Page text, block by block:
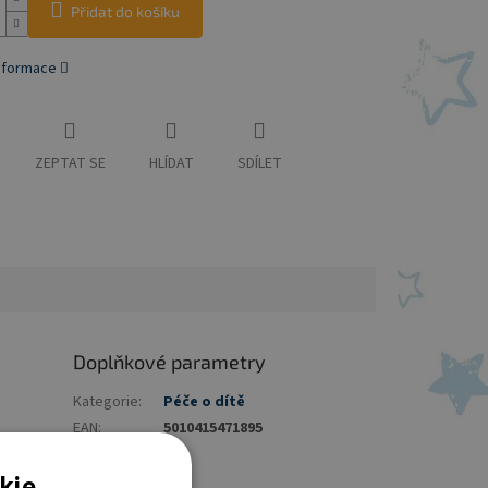
Přidat do košíku
ZEPTAT SE HLÍDAT SDÍLET
Doplňkové parametry
Kategorie:
Péče o dítě
EAN: 5010415471895